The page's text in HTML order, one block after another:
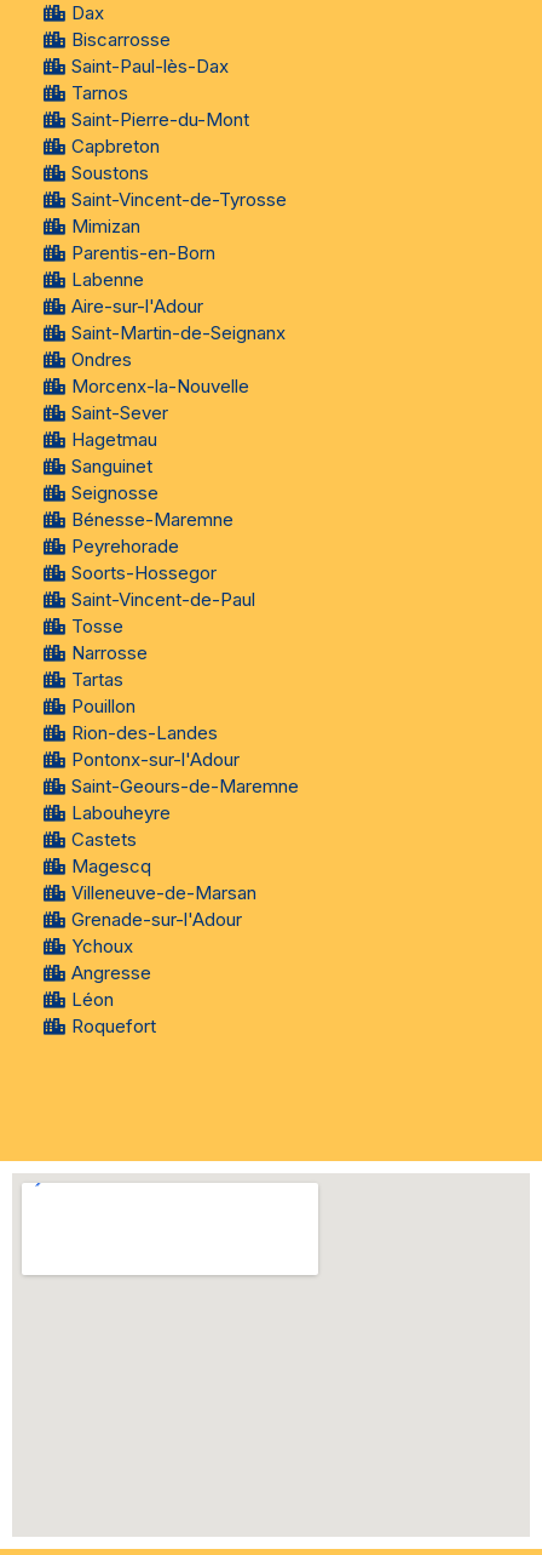
Dax
Biscarrosse
Saint-Paul-lès-Dax
Tarnos
Saint-Pierre-du-Mont
Capbreton
Soustons
Saint-Vincent-de-Tyrosse
Mimizan
Parentis-en-Born
Labenne
Aire-sur-l'Adour
Saint-Martin-de-Seignanx
Ondres
Morcenx-la-Nouvelle
Saint-Sever
Hagetmau
Sanguinet
Seignosse
Bénesse-Maremne
Peyrehorade
Soorts-Hossegor
Saint-Vincent-de-Paul
Tosse
Narrosse
Tartas
Pouillon
Rion-des-Landes
Pontonx-sur-l'Adour
Saint-Geours-de-Maremne
Labouheyre
Castets
Magescq
Villeneuve-de-Marsan
Grenade-sur-l'Adour
Ychoux
Angresse
Léon
Roquefort